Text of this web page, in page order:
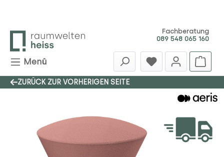
Fachberatung
089 548 065 160
Menü
ZURÜCK ZUR VORHERIGEN SEITE
Bildergalerie überspringen